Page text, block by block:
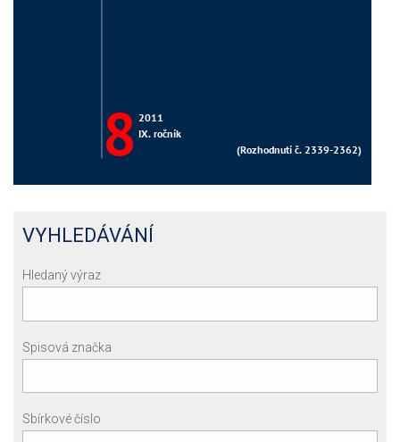
VYHLEDÁVÁNÍ
Hledaný výraz
Spisová značka
Sbírkové číslo